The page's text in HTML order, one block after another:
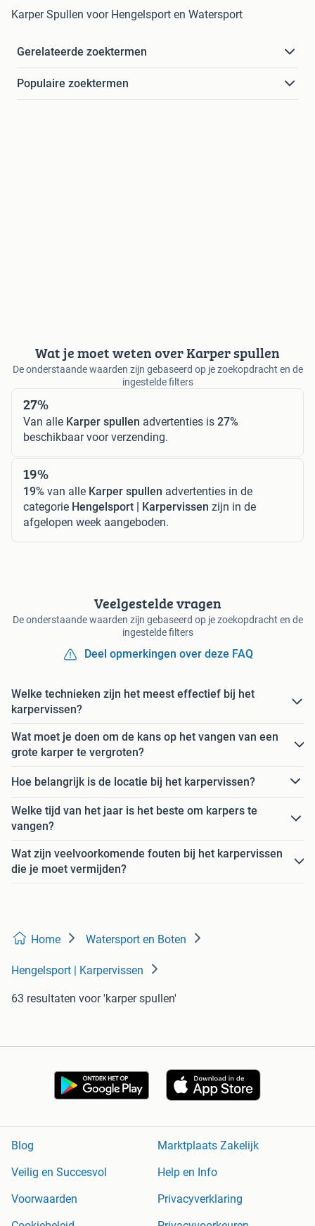
Karper Spullen voor Hengelsport en Watersport
Gerelateerde zoektermen
Populaire zoektermen
Wat je moet weten over Karper spullen
De onderstaande waarden zijn gebaseerd op je zoekopdracht en de
ingestelde filters
27%
Van alle Karper spullen advertenties is 27%
beschikbaar voor verzending.
19%
19% van alle Karper spullen advertenties in de
categorie Hengelsport | Karpervissen zijn in de
afgelopen week aangeboden.
Veelgestelde vragen
De onderstaande waarden zijn gebaseerd op je zoekopdracht en de
ingestelde filters
Deel opmerkingen over deze FAQ
Welke technieken zijn het meest effectief bij het
karpervissen?
Wat moet je doen om de kans op het vangen van een
grote karper te vergroten?
Hoe belangrijk is de locatie bij het karpervissen?
Welke tijd van het jaar is het beste om karpers te
vangen?
Wat zijn veelvoorkomende fouten bij het karpervissen
die je moet vermijden?
Home Watersport en Boten
Hengelsport | Karpervissen
63 resultaten voor 'karper spullen'
Blog
Marktplaats Zakelijk
Veilig en Succesvol
Help en Info
Voorwaarden
Privacyverklaring